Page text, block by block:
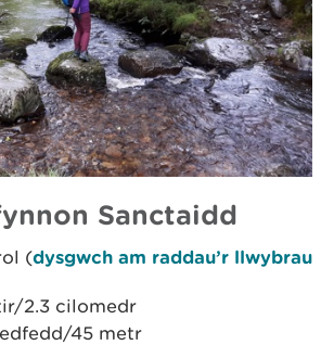
Sanctaidd
(dysgwch am raddau’r llwybrau
2.3 cilomedr
45 metr